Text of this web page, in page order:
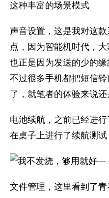
这种丰富的场景模式
声音设置，这是我对这
点，因为智能机时代，
也正是因为发送的少的
不过很多手机都把短信
了，就笔者的体验来说还
电池续航，之前已经进
在桌子上进行了续航测试
文件管理，这里看到了